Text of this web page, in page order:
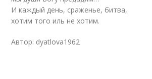
И каждый день, сраженье, битва,
хотим того иль не хотим.
Автор: dyatlova1962